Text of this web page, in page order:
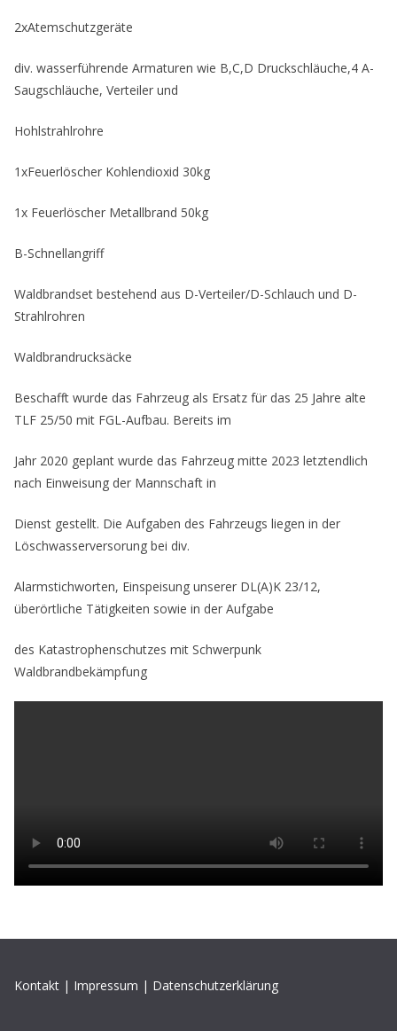
2xAtemschutzgeräte
div. wasserführende Armaturen wie B,C,D Druckschläuche,4 A-
Saugschläuche, Verteiler und
Hohlstrahlrohre
1xFeuerlöscher Kohlendioxid 30kg
1x Feuerlöscher Metallbrand 50kg
B-Schnellangriff
Waldbrandset bestehend aus D-Verteiler/D-Schlauch und D-
Strahlrohren
Waldbrandrucksäcke
Beschafft wurde das Fahrzeug als Ersatz für das 25 Jahre alte
TLF 25/50 mit FGL-Aufbau. Bereits im
Jahr 2020 geplant wurde das Fahrzeug mitte 2023 letztendlich
nach Einweisung der Mannschaft in
Dienst gestellt. Die Aufgaben des Fahrzeugs liegen in der
Löschwasserversorung bei div.
Alarmstichworten, Einspeisung unserer DL(A)K 23/12,
überörtliche Tätigkeiten sowie in der Aufgabe
des Katastrophenschutzes mit Schwerpunk
Waldbrandbekämpfung
Kontakt | Impressum | Datenschutzerklärung